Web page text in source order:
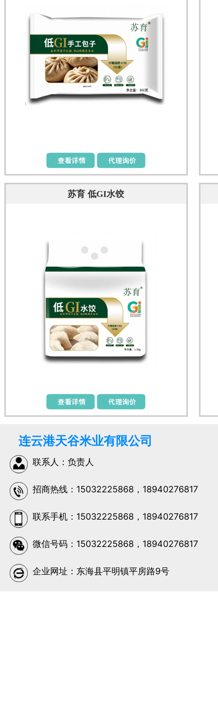
苏育 低GI水饺
连云港天谷米业有限公司
联系人：负责人
招商热线：15032225868，18940276817
联系手机：15032225868，18940276817
微信号码：15032225868，18940276817
企业网址：东海县平明镇平房路9号